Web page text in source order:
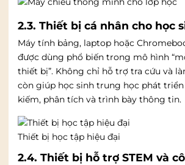
2.3. Thiết bị cá nhân cho học
Máy tính bảng, laptop hoặc
được dùng phổ biến trong mô hình
thiết bị”. Không chỉ hỗ trợ tra cứu và
còn giúp học sinh trung học phát
kiếm, phân tích và trình bày thông tin.
Thiết bị học tập hiệu đại
2.4. Thiết bị hỗ trợ STEM và